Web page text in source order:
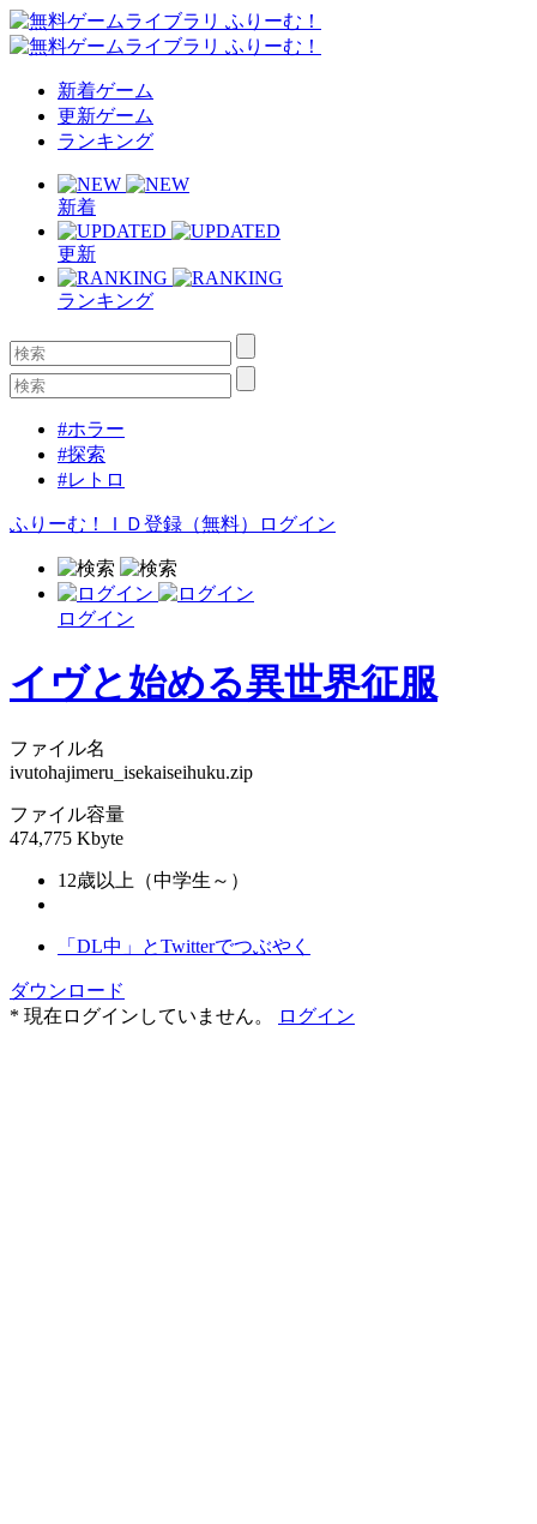
新着ゲーム
更新ゲーム
ランキング
新着
更新
ランキング
#ホラー
#探索
#レトロ
ふりーむ！ＩＤ登録（無料） ログイン
ログイン
イヴと始める異世界征服
ファイル名
ivutohajimeru_isekaiseihuku.zip
ファイル容量
474,775 Kbyte
12歳以上（中学生～）
「DL中」とTwitterでつぶやく
ダウンロード
* 現在ログインしていません。
ログイン